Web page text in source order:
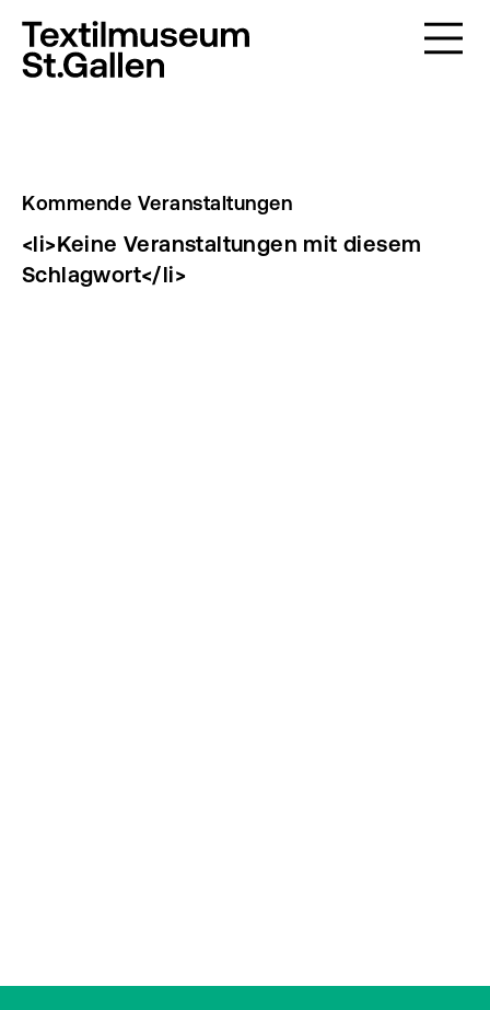
Kommende Veranstaltungen
<li>Keine Veranstaltungen mit diesem
Schlagwort</li>